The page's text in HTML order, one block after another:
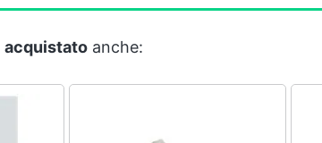
acquistatoanche: